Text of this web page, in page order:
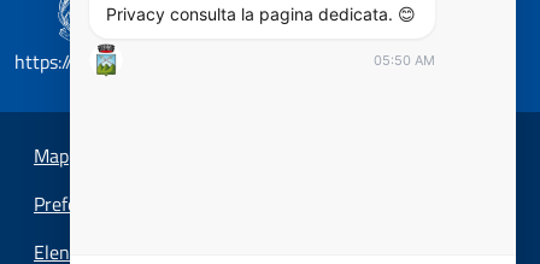
https://designers.italia.it/
Mappa del sito
Preferenze cookie
Elenco Siti Tematici
Privacy consulta la pagina dedicata. 😊
05:50 AM